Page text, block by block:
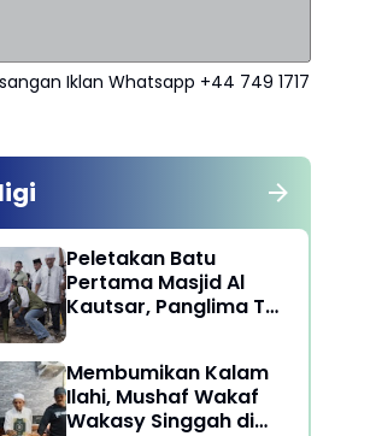
Iklan Whatsapp +44 749 1717
Peletakan Batu
Pertama Masjid Al
Kautsar, Panglima TNI
Kebersamaan
Masyarakat
Membumikan Kalam
Ilahi, Mushaf Wakaf
Wakasy Singgah di